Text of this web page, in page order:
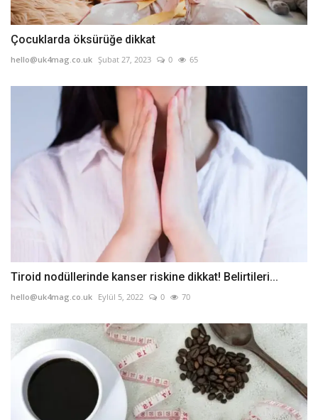
Çocuklarda öksürüğe dikkat
hello@uk4mag.co.uk Şubat 27, 2023 0 65
Tiroid nodüllerinde kanser riskine dikkat! Belirtileri...
hello@uk4mag.co.uk Eylül 5, 2022 0 70